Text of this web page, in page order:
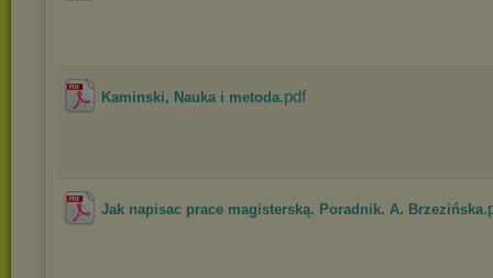
Kaminski, Nauka i metoda.pdf
Jak napisac prace magisterską. Poradnik. A. Brzezińska